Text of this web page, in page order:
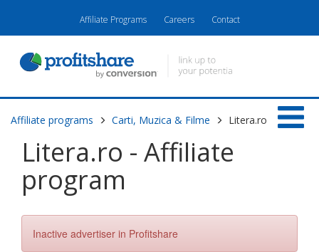
Affiliate Programs Careers Contact
Affiliate programs Carti, Muzica & Filme Litera.ro
Litera.ro - Affiliate
program
Inactive advertiser in Profitshare